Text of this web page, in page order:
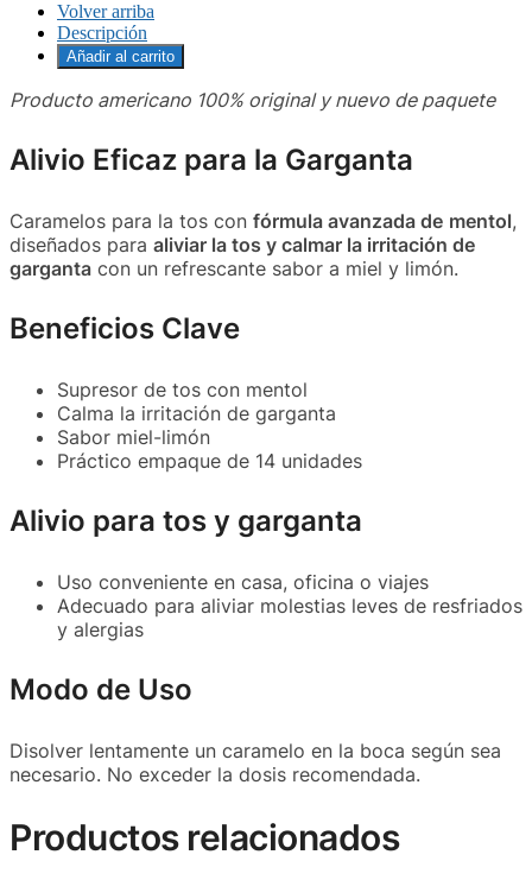
Volver arriba
Descripción
Añadir al carrito
Producto americano 100% original y nuevo de paquete
Alivio Eficaz para la Garganta
Caramelos para la tos con fórmula avanzada de mentol,
diseñados para aliviar la tos y calmar la irritación de
garganta con un refrescante sabor a miel y limón.
Beneficios Clave
Supresor de tos con mentol
Calma la irritación de garganta
Sabor miel-limón
Práctico empaque de 14 unidades
Alivio para tos y garganta
Uso conveniente en casa, oficina o viajes
Adecuado para aliviar molestias leves de resfriados
y alergias
Modo de Uso
Disolver lentamente un caramelo en la boca según sea
necesario. No exceder la dosis recomendada.
Productos relacionados